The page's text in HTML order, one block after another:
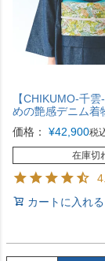
【CHIKUMO-千
めの艶感デニム
価格：
¥42,900税
在庫切
カートに入れる